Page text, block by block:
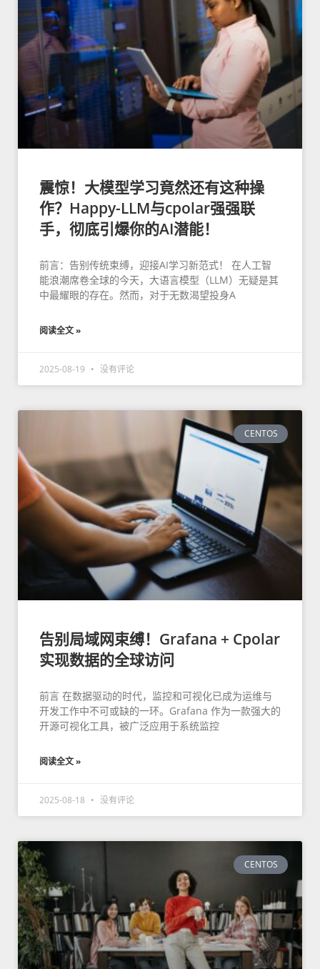
震惊！大模型学习竟然还有这种操
作？Happy-LLM与cpolar强强联
手，彻底引爆你的AI潜能！
前言：告别传统束缚，迎接AI学习新范式！ 在人工智
能浪潮席卷全球的今天，大语言模型（LLM）无疑是其
中最耀眼的存在。然而，对于无数渴望投身A
阅读全文 »
2025-08-19 没有评论
CENTOS
告别局域网束缚！Grafana + Cpolar
实现数据的全球访问
前言 在数据驱动的时代，监控和可视化已成为运维与
开发工作中不可或缺的一环。Grafana 作为一款强大的
开源可视化工具，被广泛应用于系统监控
阅读全文 »
2025-08-18 没有评论
CENTOS